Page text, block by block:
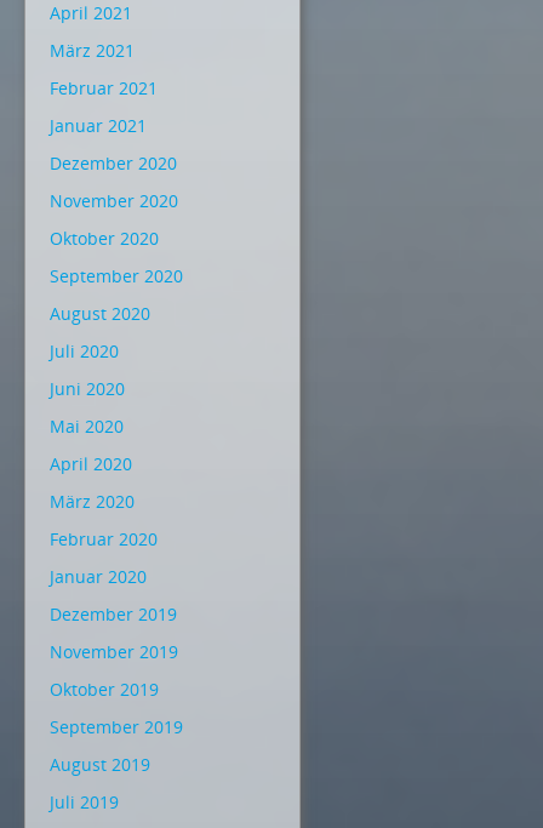
April 2021
März 2021
Februar 2021
Januar 2021
Dezember 2020
November 2020
Oktober 2020
September 2020
August 2020
Juli 2020
Juni 2020
Mai 2020
April 2020
März 2020
Februar 2020
Januar 2020
Dezember 2019
November 2019
Oktober 2019
September 2019
August 2019
Juli 2019